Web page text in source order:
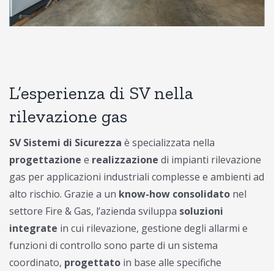
L’esperienza di SV nella
rilevazione gas
SV Sistemi di Sicurezza è specializzata nella
progettazione e realizzazione di impianti rilevazione
gas per applicazioni industriali complesse e ambienti ad
alto rischio. Grazie a un know-how consolidatonel
settore Fire & Gas, l’azienda sviluppa soluzioni
integrate in cui rilevazione, gestione degli allarmi e
funzioni di controllo sono parte di un sistema
coordinato, progettatoin base alle specifiche